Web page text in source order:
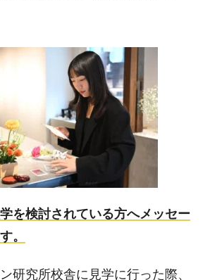
を検討されている方へメッセー
。
研究所校舎に見学に行った際、